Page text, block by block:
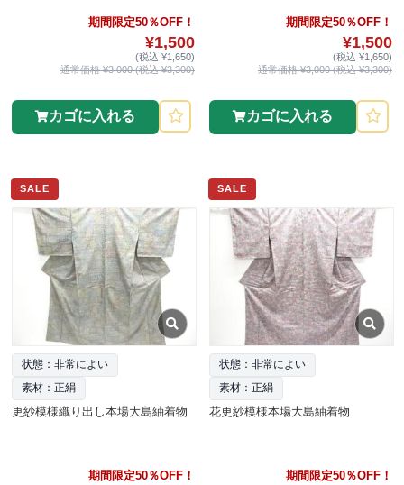
期間限定50％OFF！
¥1,500
(税込 ¥1,650)
通常価格 ¥3,000 (税込 ¥3,300)
カゴに入れる
期間限定50％OFF！
¥1,500
(税込 ¥1,650)
通常価格 ¥3,000 (税込 ¥3,300)
カゴに入れる
SALE
状態：非常によい
素材：正絹
更紗模様織り出し本場大島紬着物
期間限定50％OFF！
SALE
状態：非常によい
素材：正絹
花更紗模様本場大島紬着物
期間限定50％OFF！